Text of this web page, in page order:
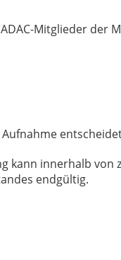
Mitglieder der
kann innerhalb von
endgültig.